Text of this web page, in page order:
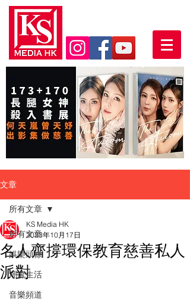
文章
所有文章
娛樂頭條
潮流生活
音樂頻道
所有文章
名人齊撐環保教育慈善私人
派對
KS Media HK
2023年10月17日